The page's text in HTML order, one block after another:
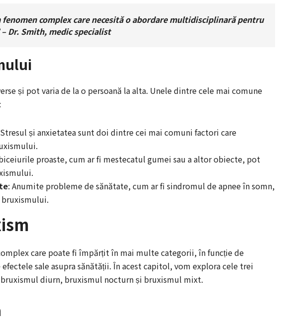
complex care necesită o abordare multidisciplinară pentru
Dr. Smith, medic specialist
și pot varia de la o persoană la alta. Unele dintre cele mai comune
și anxietatea sunt doi dintre cei mai comuni factori care
proaste, cum ar fi mestecatul gumei sau a altor obiecte, pot
: Anumite probleme de sănătate, cum ar fi sindromul de apnee în somn,
care poate fi împărțit în mai multe categorii, în funcție de
sale asupra sănătății. În acest capitol, vom explora cele trei
diurn, bruxismul nocturn și bruxismul mixt.